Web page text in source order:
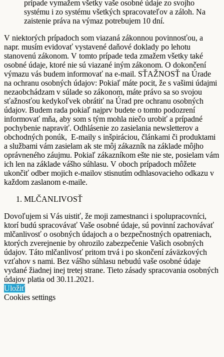
prípade vymažem všetky vaše osobné údaje zo svojho
systému i zo systému všetkých spracovateľov a záloh. Na
zaistenie práva na výmaz potrebujem 10 dní.
V niektorých prípadoch som viazaná zákonnou povinnosťou, a
napr. musím evidovať vystavené daňové doklady po lehotu
stanovenú zákonom. V tomto prípade teda zmažem všetky také
osobné údaje, ktoré nie sú viazané iným zákonom. O dokončení
výmazu vás budem informovať na e-mail. SŤAŽNOSŤ na Úrade
na ochranu osobných údajov: Pokiaľ máte pocit, že s vašimi údajmi
nezaobchádzam v súlade so zákonom, máte právo sa so svojou
sťažnosťou kedykoľvek obrátiť na Úrad pre ochranu osobných
údajov. Budem rada pokiaľ najprv budete o tomto podozrení
informovať mňa, aby som s tým mohla niečo urobiť a prípadné
pochybenie napraviť. Odhlásenie zo zasielania newsletterov a
obchodných ponúk, E-maily s inšpiráciou, článkami či produktami
a službami vám zasielam ak ste môj zákazník na základe môjho
oprávneného záujmu. Pokiaľ zákazníkom ešte nie ste, posielam vám
ich len na základe vášho súhlasu. V oboch prípadoch môžete
ukončiť odber mojich e-mailov stisnutím odhlasovacieho odkazu v
každom zaslanom e-maile.
MLČANLIVOSŤ
Dovoľujem si Vás uistiť, že moji zamestnanci i spolupracovníci,
ktorí budú spracovávať Vaše osobné údaje, sú povinní zachovávať
mlčanlivosť o osobných údajoch a o bezpečnostných opatreniach,
ktorých zverejnenie by ohrozilo zabezpečenie Vašich osobných
údajov. Táto mlčanlivosť pritom trvá i po skončení záväzkových
vzťahov s nami. Bez vášho súhlasu nebudú vaše osobné údaje
vydané žiadnej inej tretej strane. Tieto zásady spracovania osobných
údajov platia od 30.11.2021.
Uložiť
Cookies settings